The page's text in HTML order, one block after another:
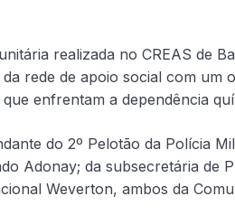
realizada no CREAS de
rede de apoio social com um
enfrentam a dependência
do 2º Pelotão da Polícia
Adonay; da subsecretária de
Weverton, ambos da